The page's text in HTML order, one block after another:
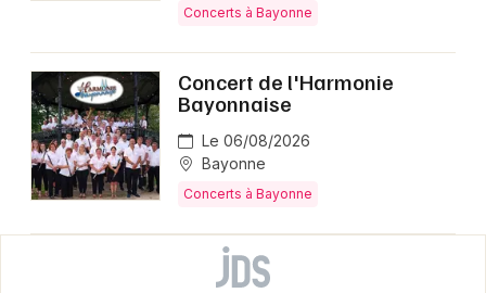
Concerts à Bayonne
Concert de l'Harmonie
Bayonnaise
Le 06/08/2026
Bayonne
Concerts à Bayonne